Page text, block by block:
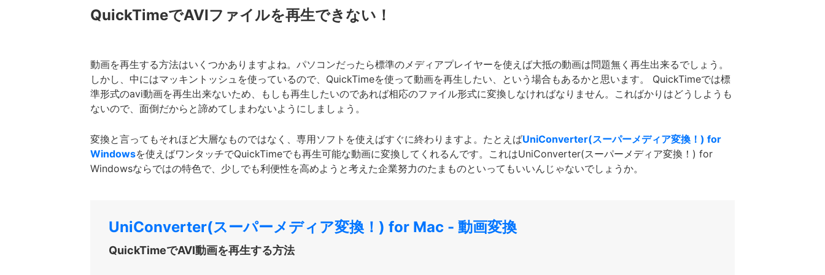
QuickTimeでAVIファイルを再生できない！
動画を再生する方法はいくつかありますよね。パソコンだったら標準のメディアプレイヤーを使えば大抵の動画は問題無く再生出来るでしょう。
しかし、中にはマッキントッシュを使っているので、QuickTimeを使って動画を再生したい、という場合もあるかと思います。 QuickTimeでは標
準形式のavi動画を再生出来ないため、もしも再生したいのであれば相応のファイル形式に変換しなければなりません。こればかりはどうしようも
ないので、面倒だからと諦めてしまわないようにしましょう。
変換と言ってもそれほど大層なものではなく、専用ソフトを使えばすぐに終わりますよ。たとえばUniConverter(スーパーメディア変換！) for
Windowsを使えばワンタッチでQuickTimeでも再生可能な動画に変換してくれるんです。これはUniConverter(スーパーメディア変換！) for
Windowsならではの特色で、少しでも利便性を高めようと考えた企業努力のたまものといってもいいんじゃないでしょうか。
UniConverter(スーパーメディア変換！) for Mac - 動画変換
QuickTimeでAVI動画を再生する方法